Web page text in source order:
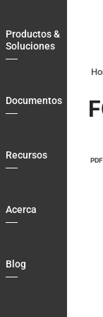
to
main
navigation
Productos &
Soluciones
Documentos
Recursos
Acerca
Blog
&
PDF